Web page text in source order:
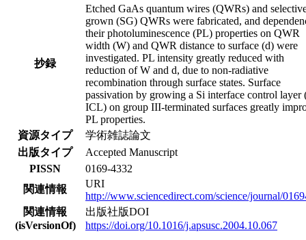
抄録
Etched GaAs quantum wires (QWRs) and
grown (SG) QWRs were fabricated, and
their photoluminescence (PL) properties on QWR
width (W) and QWR distance to surface (d) were
investigated. PL intensity greatly reduced with
reduction of W and d, due to non-radiative
recombination through surface states. Surface
passivation by growing a Si interface control layer
ICL) on group III-terminated surfaces greatly
PL properties.
資源タイプ
学術雑誌論文
出版タイプ
Accepted Manuscript
PISSN
0169-4332
関連情報
URI
http://www.sciencedirect.com/science/journal/
関連情報
(isVersionOf)
出版社版DOI
https://doi.org/10.1016/j.apsusc.2004.10.067